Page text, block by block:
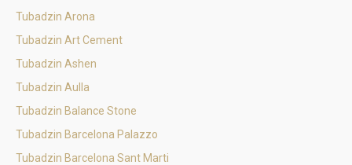
Tubadzin Arona
Tubadzin Art Cement
Tubadzin Ashen
Tubadzin Aulla
Tubadzin Balance Stone
Tubadzin Barcelona Palazzo
Tubadzin Barcelona Sant Marti